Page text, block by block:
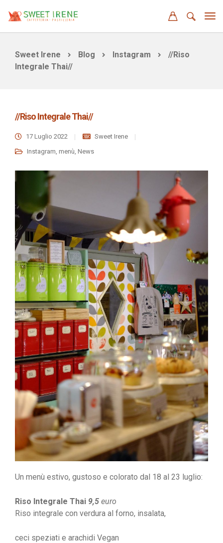
Sweet Irene Blog Instagram
//Riso
Integrale Thai//
//Riso Integrale Thai//
17 Luglio 2022
Sweet Irene
Instagram, menù, News
Un menù estivo, gustoso e colorato dal 18 al 23 luglio:
Riso Integrale Thai 9,5 euro
Riso integrale con verdura al forno, insalata,
ceci speziati e arachidi Vegan